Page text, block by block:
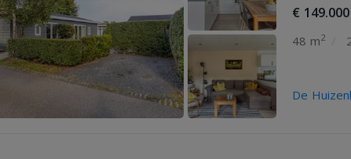
€
48 m2
De